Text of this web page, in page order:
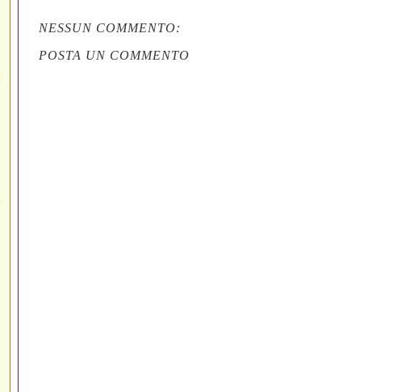
NESSUN COMMENTO:
POSTA UN COMMENTO